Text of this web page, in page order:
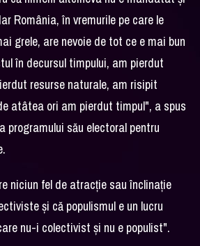
România, în vremurile pe care le
grele, are nevoie de tot ce e mai bun
în decursul timpului, am pierdut
resurse naturale, am risipit
atâtea ori am pierdut timpul", a spus
programului său electoral pentru
niciun fel de atracţie sau înclinaţie
şi că populismul e un lucru
nu-i colectivist şi nu e populist".